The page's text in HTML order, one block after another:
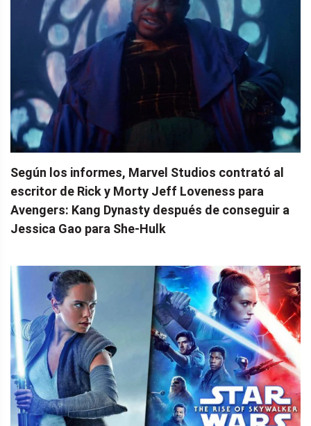
Según los informes, Marvel Studios contrató al
escritor de Rick y Morty Jeff Loveness para
Avengers: Kang Dynasty después de conseguir a
Jessica Gao para She-Hulk